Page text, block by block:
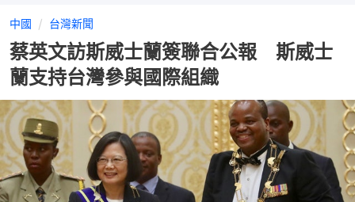
中國 台灣新聞
蔡英文訪斯威士蘭簽聯合公報 斯威士
蘭支持台灣參與國際組織